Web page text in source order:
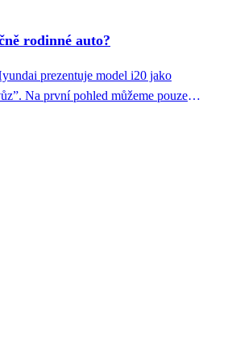
rodinné auto?
prezentuje model i20 jako
Na první pohled můžeme pouze